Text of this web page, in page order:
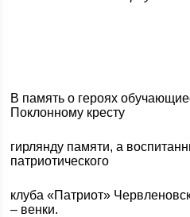
В память о героях
Поклонному кресту
гирлянду памяти, а
патриотического
клуба «Патриот»
– венки.